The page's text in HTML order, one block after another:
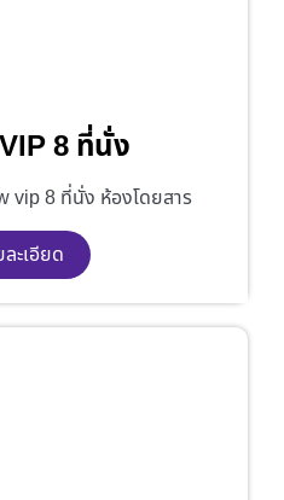
8 ที่นั่ง
vip 8 ที่นั่ง ห้องโดยสาร
ะเอียด